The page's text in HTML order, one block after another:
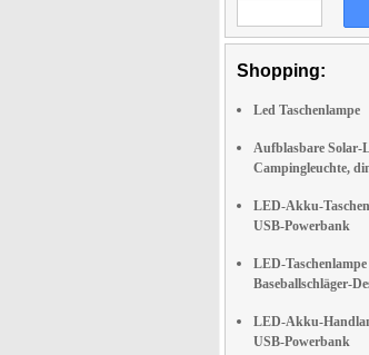
Shopping:
Led Taschenlampe
Aufblasbare Solar-
Campingleuchte,
LED-Akku-
USB-Powerbank
LED-
Baseballschläger-
LED-Akku-
USB-Powerbank